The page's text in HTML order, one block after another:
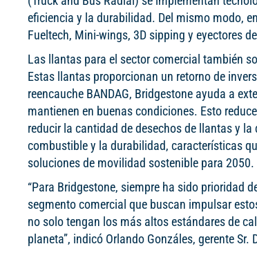
eficiencia y la durabilidad. Del mismo modo,
Fueltech, Mini-wings, 3D sipping y eyectores
Las llantas para el sector comercial también
Estas llantas proporcionan un retorno de
reencauche BANDAG, Bridgestone ayuda a
mantienen en buenas condiciones. Esto
reducir la cantidad de desechos de llantas y
combustible y la durabilidad, características
soluciones de movilidad sostenible para 2050.
“Para Bridgestone, siempre ha sido prioridad
segmento comercial que buscan impulsar
no solo tengan los más altos estándares de
planeta”, indicó Orlando Gonzáles, gerente